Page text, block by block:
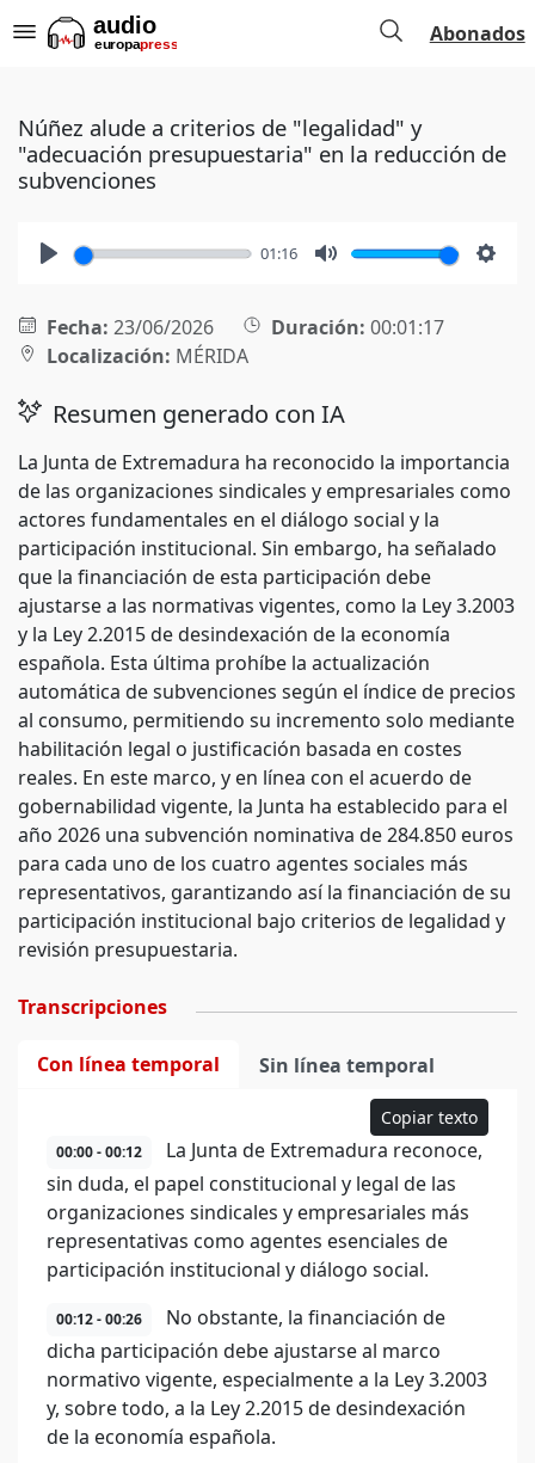
Abonados
Núñez alude a criterios de "legalidad" y
"adecuación presupuestaria" en la reducción de
subvenciones
01:16
Fecha: 23/06/2026 Duración: 00:01:17
Localización: MÉRIDA
Resumen generado con IA
La Junta de Extremadura ha reconocido la importancia
de las organizaciones sindicales y empresariales como
actores fundamentales en el diálogo social y la
participación institucional. Sin embargo, ha señalado
que la financiación de esta participación debe
ajustarse a las normativas vigentes, como la Ley 3.2003
y la Ley 2.2015 de desindexación de la economía
española. Esta última prohíbe la actualización
automática de subvenciones según el índice de precios
al consumo, permitiendo su incremento solo mediante
habilitación legal o justificación basada en costes
reales. En este marco, y en línea con el acuerdo de
gobernabilidad vigente, la Junta ha establecido para el
año 2026 una subvención nominativa de 284.850 euros
para cada uno de los cuatro agentes sociales más
representativos, garantizando así la financiación de su
participación institucional bajo criterios de legalidad y
revisión presupuestaria.
Transcripciones
Con línea temporal Sin línea temporal
Copiar texto
00:00 - 00:12
La Junta de Extremadura reconoce,
sin duda, el papel constitucional y legal de las
organizaciones sindicales y empresariales más
representativas como agentes esenciales de
participación institucional y diálogo social.
00:12 - 00:26
No obstante, la financiación de
dicha participación debe ajustarse al marco
normativo vigente, especialmente a la Ley 3.2003
y, sobre todo, a la Ley 2.2015 de desindexación
de la economía española.